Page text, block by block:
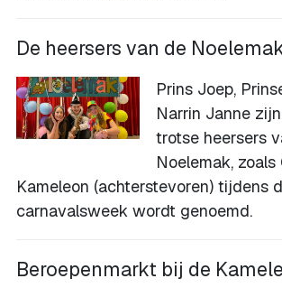
De heersers van de
Prins Joep,
Narrin Janne
trotse heersers
Noelemak, zoals
Kameleon (achterstevoren) tijdens
carnavalsweek wordt genoemd.
Beroepenmarkt bij de